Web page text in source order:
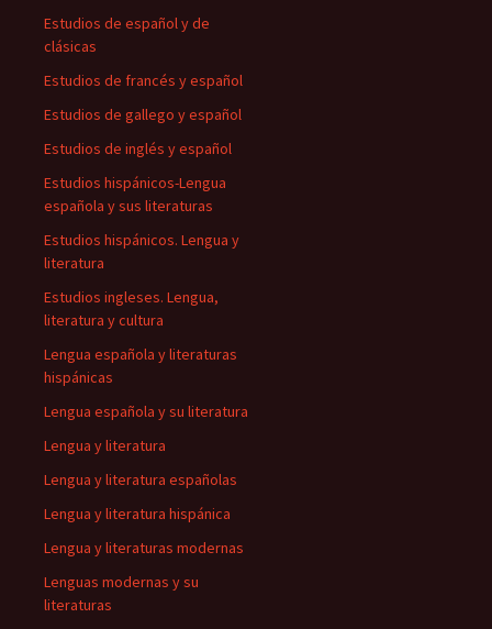
Estudios de español y de
clásicas
Estudios de francés y español
Estudios de gallego y español
Estudios de inglés y español
Estudios hispánicos-Lengua
española y sus literaturas
Estudios hispánicos. Lengua y
literatura
Estudios ingleses. Lengua,
literatura y cultura
Lengua española y literaturas
hispánicas
Lengua española y su literatura
Lengua y literatura
Lengua y literatura españolas
Lengua y literatura hispánica
Lengua y literaturas modernas
Lenguas modernas y su
literaturas